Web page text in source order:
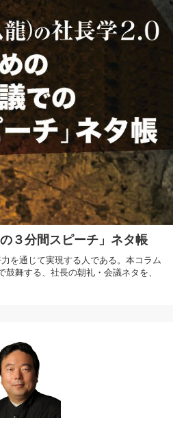
３分間スピーチ」ネタ帳
を通じて実現する人である。本コラム
舞する、社長の朝礼・会議ネタを、